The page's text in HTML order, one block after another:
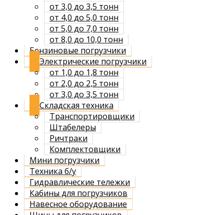
от 3,0 до 3,5 тонн
от 4,0 до 5,0 тонн
от 5,0 до 7,0 тонн
от 8,0 до 10,0 тонн
Бензиновые погрузчики
Электрические погрузчики
от 1,0 до 1,8 тонн
от 2,0 до 2,5 тонн
от 3,0 до 3,5 тонн
Складская техника
Транспортировщики
Штабелеры
Ричтраки
Комплектовщики
Мини погрузчики
Техника б/у
Гидравлические тележки
Кабины для погрузчиков
Навесное оборудование